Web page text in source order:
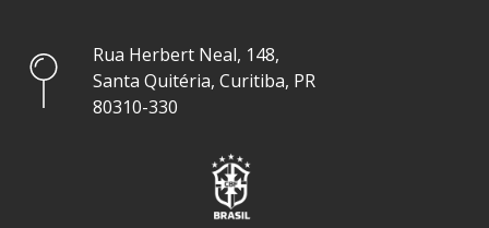
Rua Herbert Neal, 148,
Santa Quitéria, Curitiba, PR
80310-330